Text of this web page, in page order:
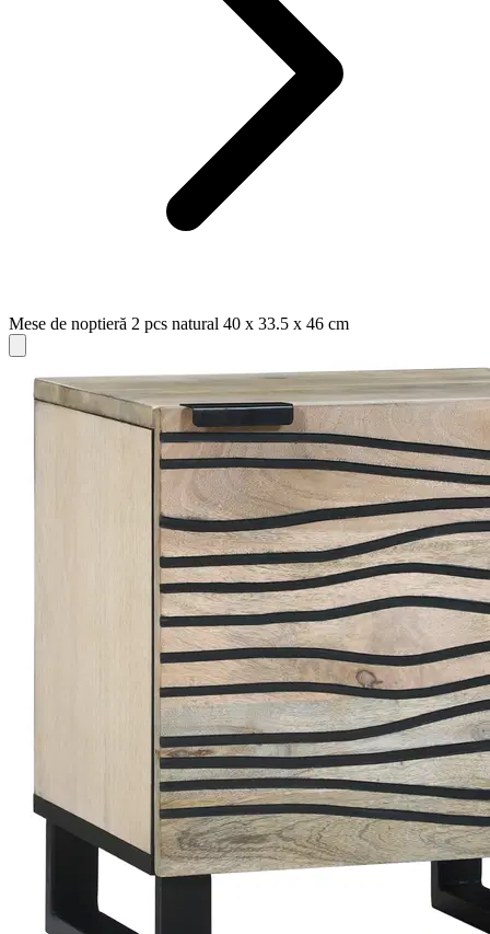
Mese de noptieră 2 pcs natural 40 x 33.5 x 46 cm